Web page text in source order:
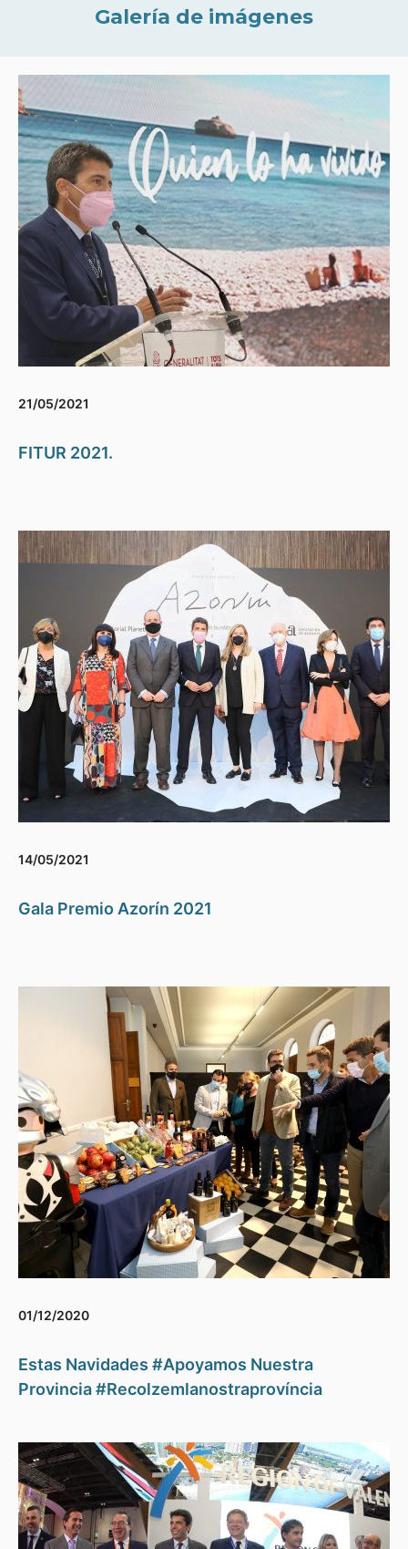
Galería de imágenes
21/05/2021
FITUR 2021.
14/05/2021
Gala Premio Azorín 2021
01/12/2020
Estas Navidades #Apoyamos Nuestra
Provincia #Recolzemlanostraprovíncia